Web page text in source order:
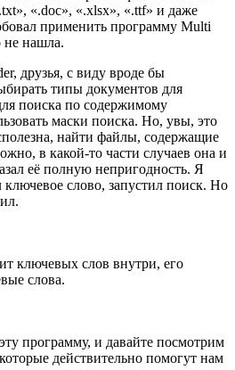
«.doc», «.xlsx», «.ttf» и даже
применить программу Multi
не нашла.
друзья, с виду вроде бы
типы документов для
поиска по содержимому
маски поиска. Но, увы, это
найти файлы, содержащие
в какой-то части случаев она и
её полную непригодность. Я
ключевое слово, запустил поиск. Но
ключевых слов внутри, его
слова.
программу, и давайте посмотрим
действительно помогут нам